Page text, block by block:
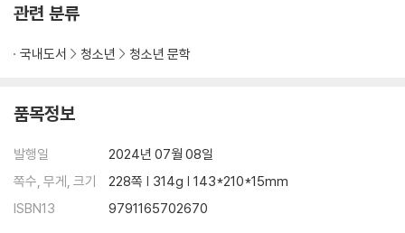
관련 분류
국내도서 청소년 청소년 문학
품목정보
발행일
2024년 07월 08일
쪽수, 무게, 크기
228쪽 | 314g | 143*210*15mm
ISBN13
9791165702670